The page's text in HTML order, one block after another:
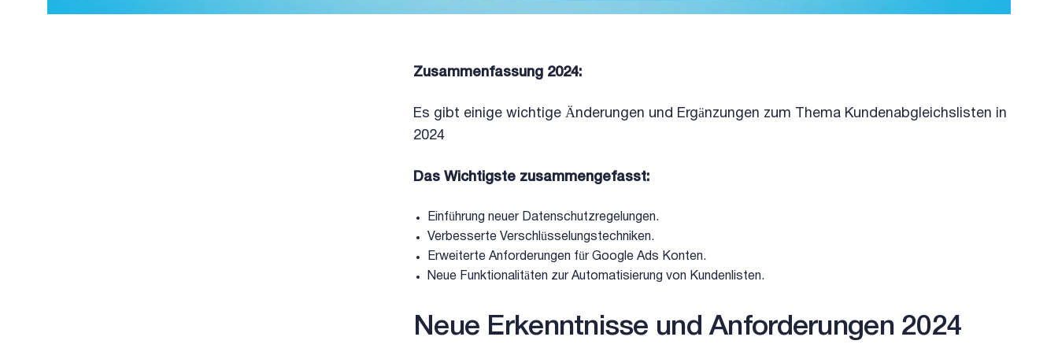
Zusammenfassung 2024:
Es gibt einige wichtige Änderungen und Ergänzungen zum Thema Kundenabgleichslisten in
2024
Das Wichtigste zusammengefasst:
Einführung neuer Datenschutzregelungen.
Verbesserte Verschlüsselungstechniken.
Erweiterte Anforderungen für Google Ads Konten.
Neue Funktionalitäten zur Automatisierung von Kundenlisten.
Neue Erkenntnisse und Anforderungen 2024